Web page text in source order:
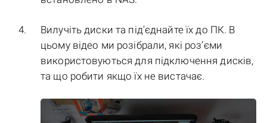
Вилучіть диски та під'єднайте їх до ПК. В
цьому відео ми розібрали, які роз’єми
використовуються для підключення дисків,
та що робити якщо їх не вистачає.